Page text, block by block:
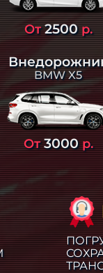
От2500р.
BMW X5
От3000р.